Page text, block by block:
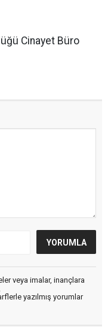
Cinayet Büro
veya imalar, inançlara
yazılmış yorumlar